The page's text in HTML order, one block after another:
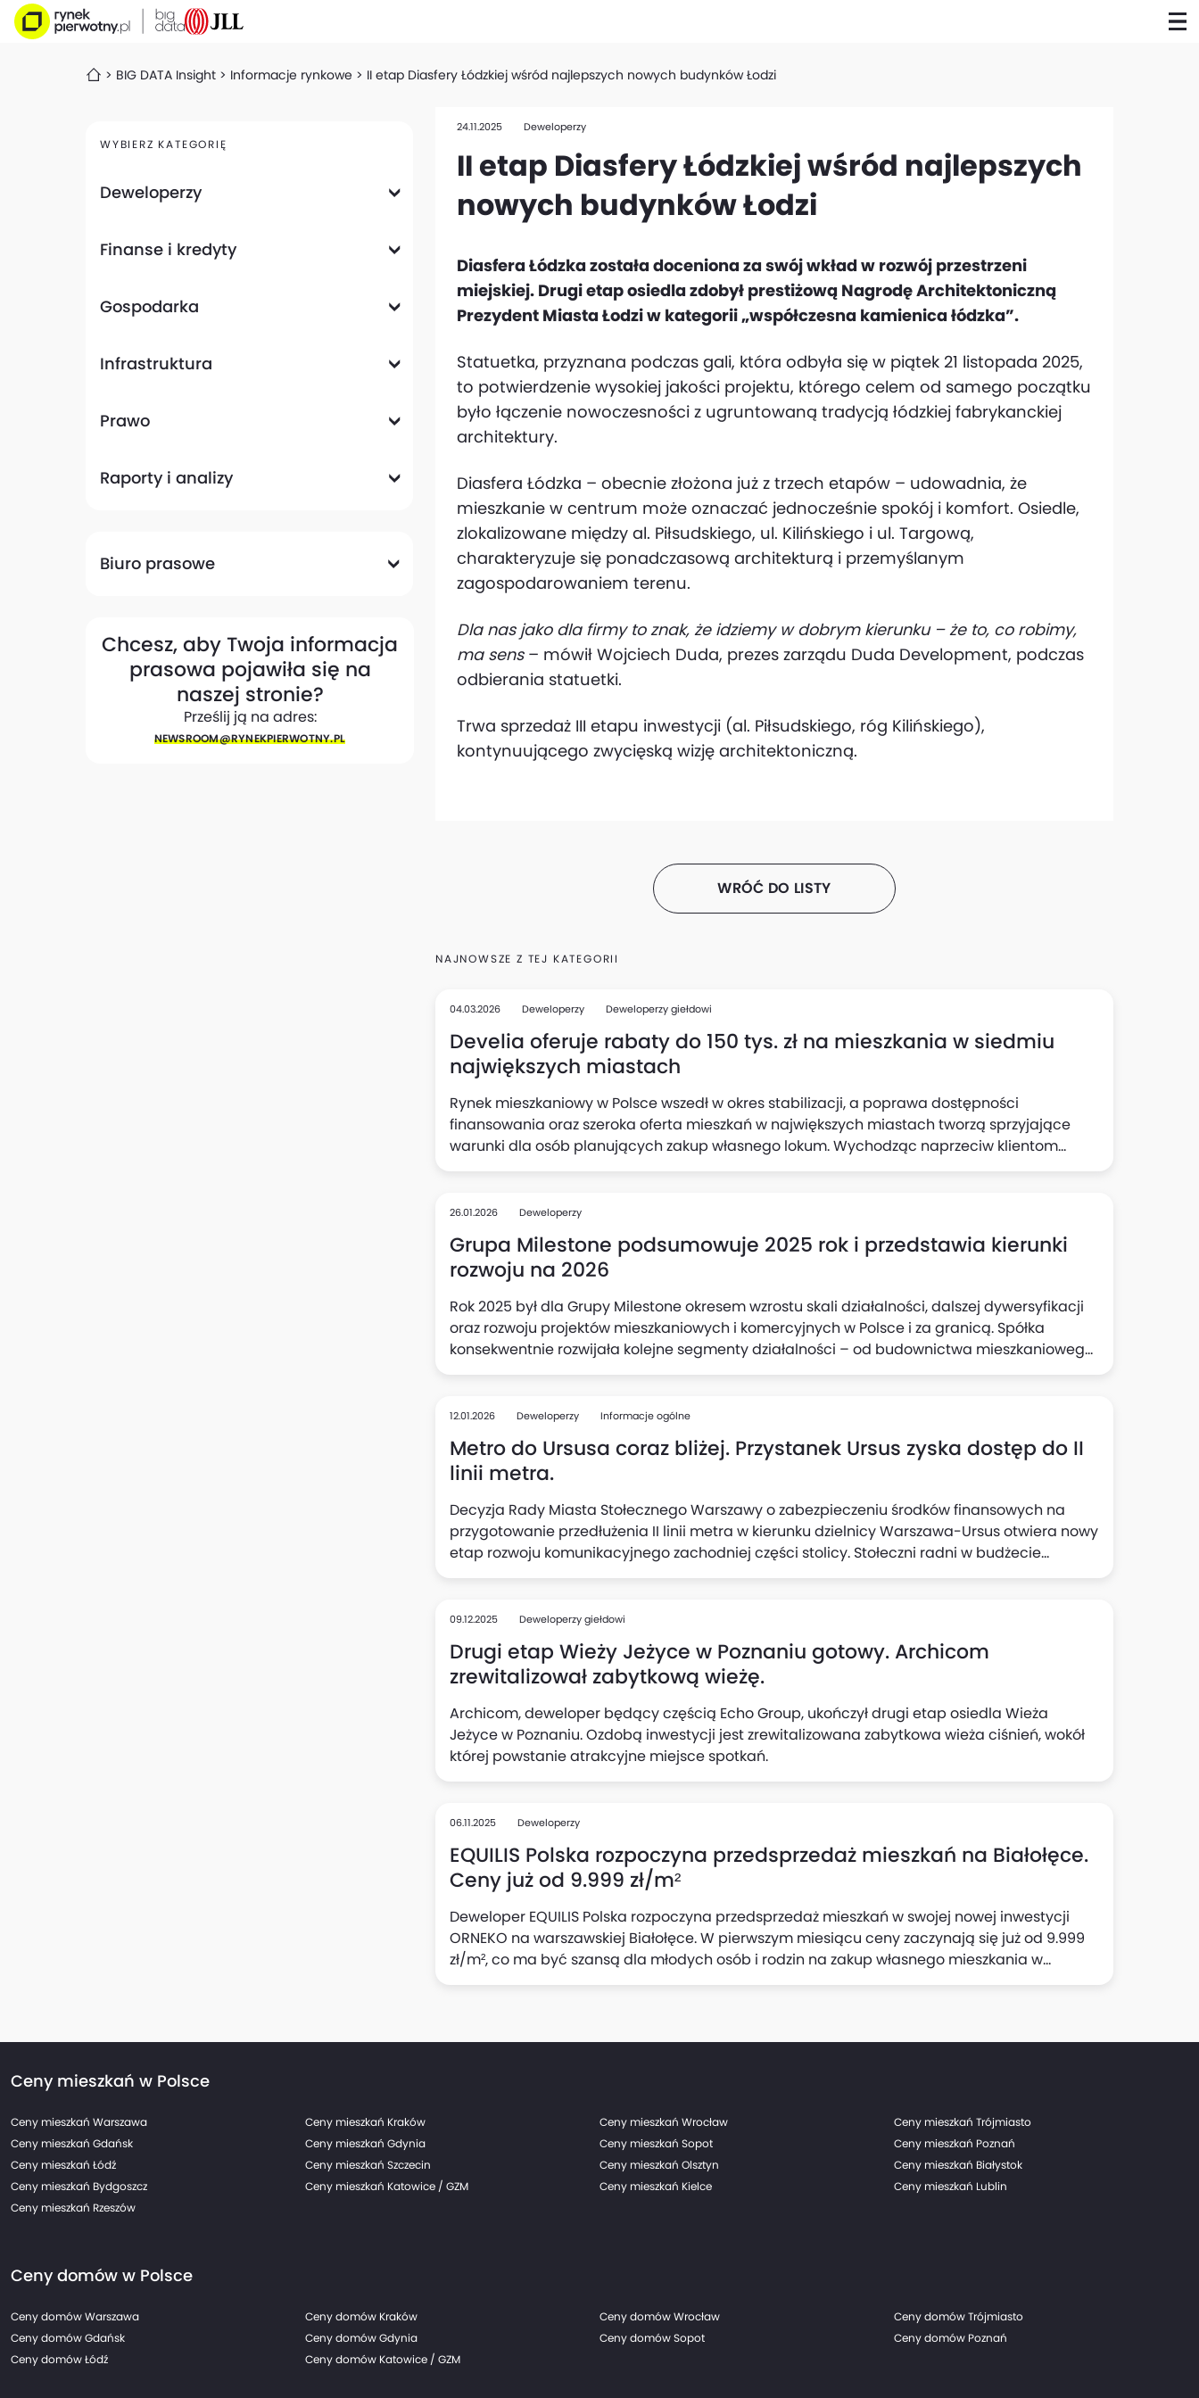
BIG DATA Insight Informacje rynkowe II etap Diasfery Łódzkiej wśród najlepszych nowych budynków Łodzi
WYBIERZ KATEGORIĘ
Deweloperzy
Finanse i kredyty
Gospodarka
Infrastruktura
Prawo
Raporty i analizy
Biuro prasowe
Chcesz, aby Twoja informacja
prasowa pojawiła się na
naszej stronie?
Prześlij ją na adres:
NEWSROOM@​RYNEKPIERWOTNY.PL
24.11.2025 Deweloperzy
II etap Diasfery Łódzkiej wśród najlepszych
nowych budynków Łodzi
Diasfera Łódzka została doceniona za swój wkład w rozwój przestrzeni
miejskiej. Drugi etap osiedla zdobył prestiżową Nagrodę Architektoniczną
Prezydent Miasta Łodzi w kategorii „współczesna kamienica łódzka”.
Statuetka, przyznana podczas gali, która odbyła się w piątek 21 listopada 2025,
to potwierdzenie wysokiej jakości projektu, którego celem od samego początku
było łączenie nowoczesności z ugruntowaną tradycją łódzkiej fabrykanckiej
architektury.
Diasfera Łódzka – obecnie złożona już z trzech etapów – udowadnia, że
mieszkanie w centrum może oznaczać jednocześnie spokój i komfort. Osiedle,
zlokalizowane między al. Piłsudskiego, ul. Kilińskiego i ul. Targową,
charakteryzuje się ponadczasową architekturą i przemyślanym
zagospodarowaniem terenu.
Dla nas jako dla firmy to znak, że idziemy w dobrym kierunku – że to, co robimy,
ma sens– mówił Wojciech Duda, prezes zarządu Duda Development, podczas
odbierania statuetki.
Trwa sprzedaż III etapu inwestycji (al. Piłsudskiego, róg Kilińskiego),
kontynuującego zwycięską wizję architektoniczną.
WRÓĆ DO LISTY
NAJNOWSZE Z TEJ KATEGORII
04.03.2026 Deweloperzy Deweloperzy giełdowi
Develia oferuje rabaty do 150 tys. zł na mieszkania w siedmiu
największych miastach
Rynek mieszkaniowy w Polsce wszedł w okres stabilizacji, a poprawa dostępności
finansowania oraz szeroka oferta mieszkań w największych miastach tworzą sprzyjające
warunki dla osób planujących zakup własnego lokum. Wychodząc naprzeciw klientom
poszukującym atrakcyjnych warunków cenowych przy zachowaniu wysokiej jakości i
marca, w godz. 9:00–15:00 w siedmiu miastach. Tylko tego dnia odwiedzający będą mogli
zapoznać się ze szczegółami promocji obejmującej blisko 650 mieszkań oraz skorzystać z
bezpłatnych konsultacji ekspertów.
26.01.2026 Deweloperzy
Grupa Milestone podsumowuje 2025 rok i przedstawia kierunki
rozwoju na 2026
Rok 2025 był dla Grupy Milestone okresem wzrostu skali działalności, dalszej dywersyfikacji
oraz rozwoju projektów mieszkaniowych i komercyjnych w Polsce i za granicą. Spółka
konsekwentnie rozwijała kolejne segmenty działalności – od budownictwa mieszkaniowego,
przez architekturę i generalne wykonawstwo, po projekty premium oraz zaawansowane
12.01.2026 Deweloperzy Informacje ogólne
Metro do Ursusa coraz bliżej. Przystanek Ursus zyska dostęp do II
linii metra.
Decyzja Rady Miasta Stołecznego Warszawy o zabezpieczeniu środków finansowych na
przygotowanie przedłużenia II linii metra w kierunku dzielnicy Warszawa-Ursus otwiera nowy
etap rozwoju komunikacyjnego zachodniej części stolicy. Stołeczni radni w budżecie
Warszawy na 2026 rok oraz w Wieloletniej Prognozie Finansowej zapisali środki na
Ursusa.
09.12.2025 Deweloperzy giełdowi
Drugi etap Wieży Jeżyce w Poznaniu gotowy. Archicom
zrewitalizował zabytkową wieżę.
Archicom, deweloper będący częścią Echo Group, ukończył drugi etap osiedla Wieża
Jeżyce w Poznaniu. Ozdobą inwestycji jest zrewitalizowana zabytkowa wieża ciśnień, wokół
której powstanie atrakcyjne miejsce spotkań.
06.11.2025 Deweloperzy
EQUILIS Polska rozpoczyna przedsprzedaż mieszkań na Białołęce.
Ceny już od 9.999 zł/m²
Deweloper EQUILIS Polska rozpoczyna przedsprzedaż mieszkań w swojej nowej inwestycji
ORNEKO na warszawskiej Białołęce. W pierwszym miesiącu ceny zaczynają się już od 9.999
zł/m², co ma być szansą dla młodych osób i rodzin na zakup własnego mieszkania w
atrakcyjnej cenie. Projekt zakłada budowę kameralnego osiedla składającego się z dwóch
Warszawy.
Ceny mieszkań w Polsce
Ceny mieszkań Warszawa Ceny mieszkań Kraków Ceny mieszkań Wrocław
Ceny mieszkań Trójmiasto
Ceny mieszkań Gdańsk
Ceny mieszkań Gdynia Ceny mieszkań Sopot
Ceny mieszkań Poznań
Ceny mieszkań Łódź
Ceny mieszkań Szczecin Ceny mieszkań Olsztyn
Ceny mieszkań Białystok
Ceny mieszkań Bydgoszcz
Ceny mieszkań Katowice / GZM Ceny mieszkań Kielce
Ceny mieszkań Lublin
Ceny mieszkań Rzeszów
Ceny domów w Polsce
Ceny domów Warszawa Ceny domów Kraków Ceny domów Wrocław
Ceny domów Trójmiasto
Ceny domów Gdańsk
Ceny domów Gdynia Ceny domów Sopot
Ceny domów Poznań
Ceny domów Łódź
Ceny domów Katowice / GZM